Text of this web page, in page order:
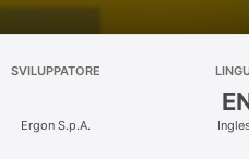
SVILUPPATORE
Ergon S.p.A.